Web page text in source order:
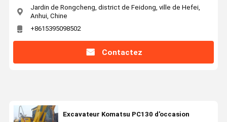
Jardin de Rongcheng, district de Feidong, ville de Hefei,
Anhui, Chine
+8615395098502
Contactez
Excavateur Komatsu PC130 d'occasion